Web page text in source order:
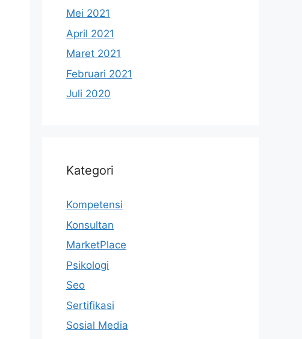
Mei 2021
April 2021
Maret 2021
Februari 2021
Juli 2020
Kategori
Kompetensi
Konsultan
MarketPlace
Psikologi
Seo
Sertifikasi
Sosial Media